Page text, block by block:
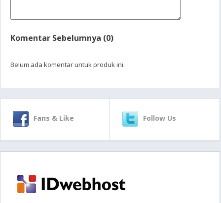
Komentar Sebelumnya (0)
Belum ada komentar untuk produk ini.
Fans & Like Follow Us